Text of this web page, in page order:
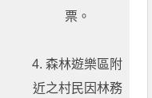
票。
4. 森林遊樂區附
近之村民因林務